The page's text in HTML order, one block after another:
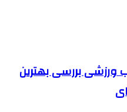
ورزشی بررسی بهترین